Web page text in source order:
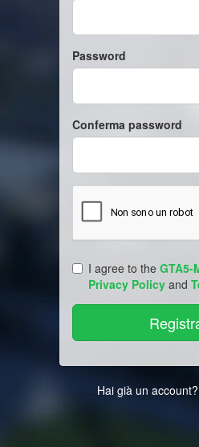
Password
Conferma password
I agree to the GTA5-
Privacy Policy and
Hai già un account?